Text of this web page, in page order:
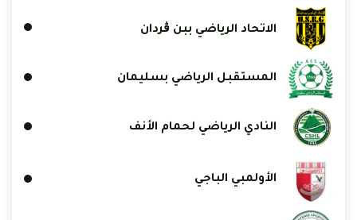
الاتحاد الرياضي ببن ڨردان
المستقبل الرياضي بسليمان
النادي الرياضي لحمام الأنف
الأولمبي الباجي